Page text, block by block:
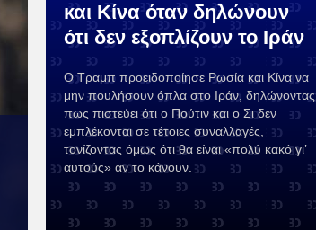
και Κίνα όταν δηλώνουν
ότι δεν εξοπλίζουν το Ιράν
Ο Τραμπ προειδοποίησε Ρωσία και Κίνα να
μην πουλήσουν όπλα στο Ιράν, δηλώνοντας
πως πιστεύει ότι ο Πούτιν και ο Σι δεν
εμπλέκονται σε τέτοιες συναλλαγές,
τονίζοντας όμως ότι θα είναι «πολύ κακό γι’
αυτούς» αν το κάνουν.